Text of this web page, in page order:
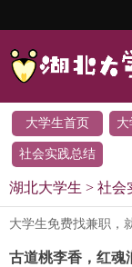
大学生首页
社会实践总结
湖北大学生 > 社会
大学生免费找兼职，
古道桃李香，红魂